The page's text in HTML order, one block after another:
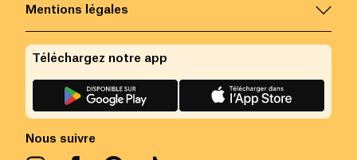
Mentions légales
Nous suivre
Téléchargez notre app